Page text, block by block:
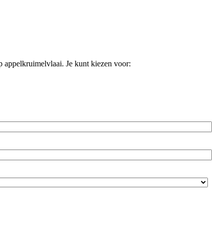
appelkruimelvlaai. Je kunt kiezen voor: